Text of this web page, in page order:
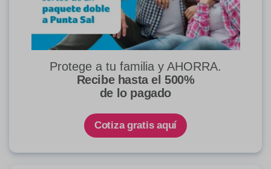
Protege a tu familia y AHORRA.
Recibe hasta el 500%
de lo pagado
Cotiza gratis aquí